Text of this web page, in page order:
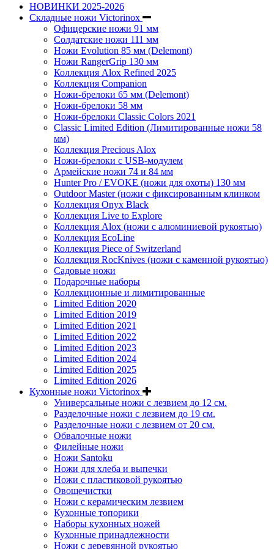
НОВИНКИ 2025-2026
Складные ножи Victorinox
Офицерские ножи 91 мм
Солдатские ножи 111 мм
Ножи Evolution 85 мм (Delemont)
Ножи RangerGrip 130 мм
Коллекция Alox Refined 2025
Коллекция Companion
Ножи-брелоки 65 мм (Delemont)
Ножи-брелоки 58 мм
Ножи-брелоки Classic Colors 2021
Classic Limited Edition (Лимитированные ножи 58
мм)
Коллекция Precious Alox
Ножи-брелоки с USB-модулем
Армейские ножи 74 и 84 мм
Hunter Pro / EVOKE (ножи для охоты) 130 мм
Outdoor Master (ножи с фиксированным клинком
Коллекция Onyx Black
Коллекция Live to Explore
Коллекция Alox (ножи с алюминиевой рукоятью)
Коллекция EcoLine
Коллекция Piece of Switzerland
Коллекция RocKnives (ножи с каменной рукоятью)
Садовые ножи
Подарочные наборы
Коллекционные и лимитированные
Limited Edition 2020
Limited Edition 2019
Limited Edition 2021
Limited Edition 2022
Limited Edition 2023
Limited Edition 2024
Limited Edition 2025
Limited Edition 2026
Кухонные ножи Victorinox
Универсальные ножи с лезвием до 12 см.
Разделочные ножи с лезвием до 19 см.
Разделочные ножи с лезвием от 20 см.
Обвалочные ножи
Филейные ножи
Ножи Santoku
Ножи для хлеба и выпечки
Ножи с пластиковой рукоятью
Овощечистки
Ножи с керамическим лезвием
Кухонные топорики
Наборы кухонных ножей
Кухонные принадлежности
Ножи с деревянной рукоятью